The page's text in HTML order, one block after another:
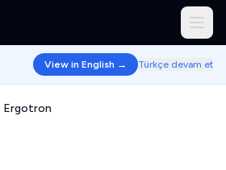
View in English → Türkçe devam et
Ergotron